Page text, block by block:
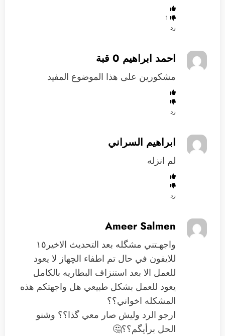
1
رد
احمد ابراهيم 0 قبة
مشكورين على هذا الموضوع المفيد
رد
ابراهيم السراني
لم انزله
رد
Ameer Salmen
واجهـتني مشگله بعد التحديث الاخير١٥
للايفون في حال تم اطفاء الچهاز لا يعود
للعمل الا بعد استنزاف البطاريه بالكامل
يعود للعمل بشكل طبيعي هل واجهتكم هذه
المشكله اخواني؟؟
ارجو الرد وليش صار معي گذا؟؟ وشنو
الحل برأيگم؟؟🤔